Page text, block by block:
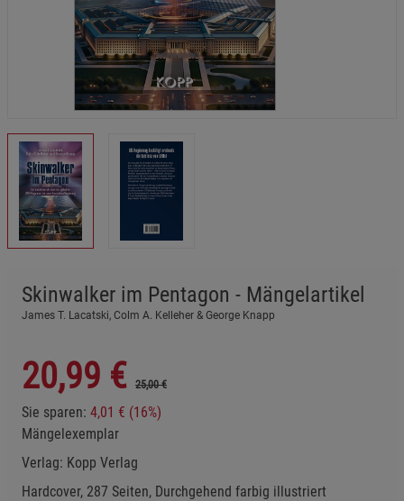
Skinwalker im Pentagon - Mängelartikel
James T. Lacatski, Colm A. Kelleher & George Knapp
20,99 € 25,00 €
Sie sparen: 4,01 € (16%)
Mängelexemplar
Verlag: Kopp Verlag
Hardcover, 287 Seiten, Durchgehend farbig illustriert